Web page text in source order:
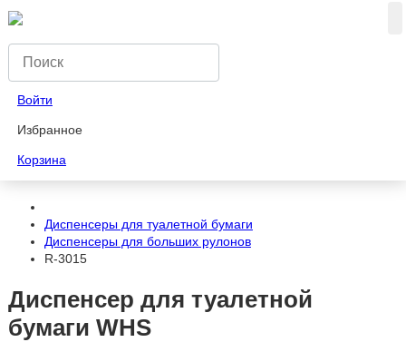
Войти
Избранное
Корзина
Диспенсеры для туалетной бумаги
Диспенсеры для больших рулонов
R-3015
Диспенсер для туалетной
бумаги WHS